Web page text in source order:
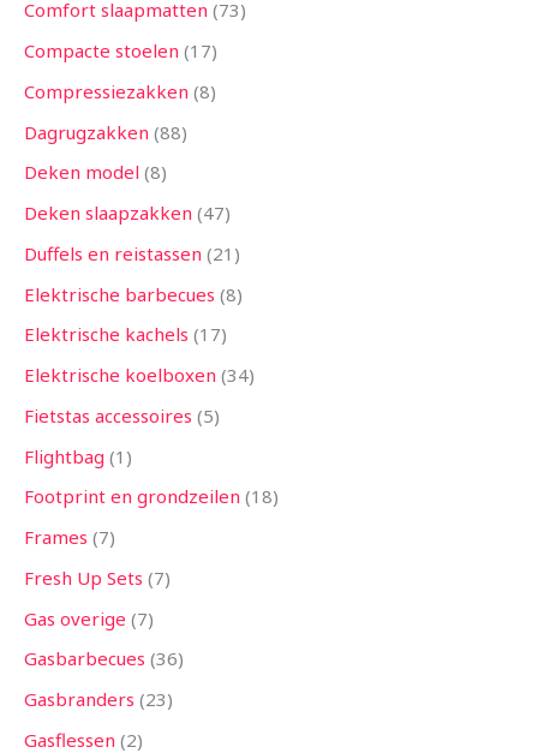
Comfort slaapmatten 73
Compacte stoelen 17
Compressiezakken 8
Dagrugzakken 88
Deken model 8
Deken slaapzakken 47
Duffels en reistassen 21
Elektrische barbecues 8
Elektrische kachels 17
Elektrische koelboxen 34
Fietstas accessoires 5
Flightbag 1
Footprint en grondzeilen 18
Frames 7
Fresh Up Sets 7
Gas overige 7
Gasbarbecues 36
Gasbranders 23
Gasflessen 2